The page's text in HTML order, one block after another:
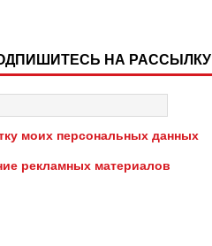
НА РАССЫЛКУ
моих персональных данных
рекламных материалов